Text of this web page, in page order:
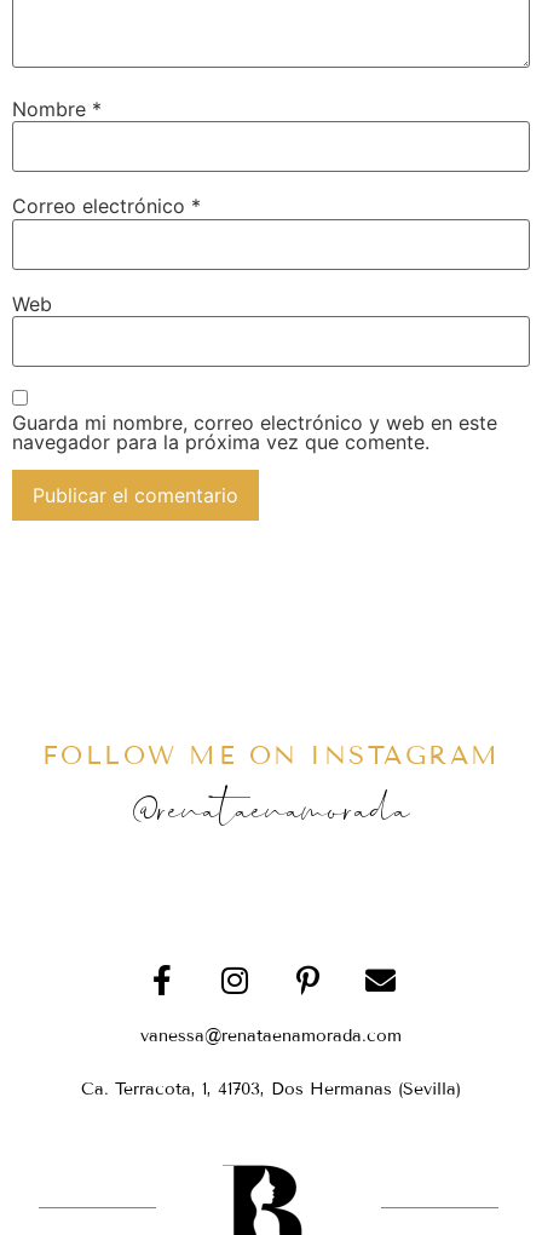
Nombre *
Correo electrónico *
Web
Guarda mi nombre, correo electrónico y web en este
navegador para la próxima vez que comente.
FOLLOW ME ON INSTAGRAM
@renataenamorada
vanessa@renataenamorada.com
Ca. Terracota, 1, 41703, Dos Hermanas (Sevilla)